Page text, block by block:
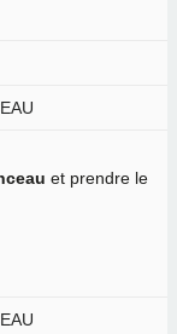
et prendre le